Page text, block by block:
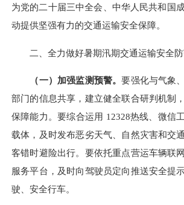
为党的二十届三中全会、中华人民共和国
动提供坚强有力的交通运输安全保障。
二、全力做好暑期汛期交通运输安全防
（一）加强监测预警。要强化与气象
部门的信息共享，建立健全联合研判机制
保障能力。要综合运用 12328热线、微信
载体，及时发布恶劣天气、自然灾害和交
客错时避险出行。要依托重点营运车辆联
服务平台，及时向驾驶员定向推送安全提
驶、安全行车。